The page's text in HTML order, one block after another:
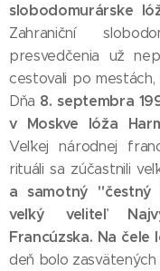
slobodomurárske
Zahraniční
presvedčenia už
cestovali po
Dňa 8. septembra
v Moskve lóža
Veľkej národnej
rituáli sa zúčastnili
a samotný
veľký veliteľ
Francúzska. Na čele
deň bolo zasvätených